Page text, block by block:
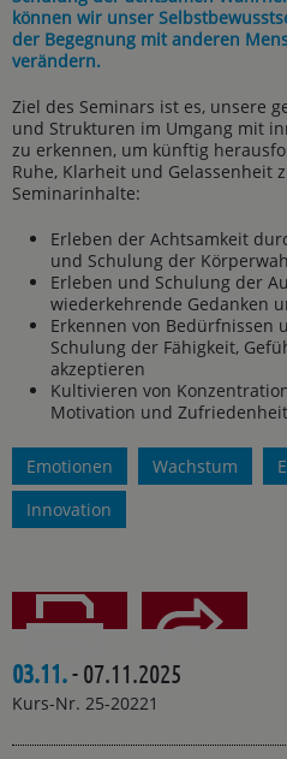
können wir unser
der Begegnung mit anderen
verändern.
Ziel des Seminars ist es, unsere
und Strukturen im Umgang mit
zu erkennen, um künftig
Ruhe, Klarheit und Gelassenheit
Seminarinhalte:
Erleben der Achtsamkeit
und Schulung der
Erleben und Schulung der
wiederkehrende Gedanken
Erkennen von Bedürfnissen
Schulung der Fähigkeit,
akzeptieren
Kultivieren von
Motivation und
Emotionen Wachstum
Innovation
Drucken Teilen
03.11.- 07.11.2025
Kurs-Nr. 25-20221